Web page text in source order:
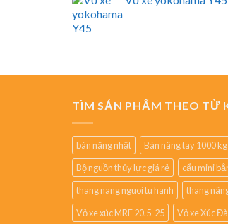
TÌM SẢN PHẨM THEO TỪ
bàn nâng nhật Bàn nâng tay 1000
Bộ nguồn thủy lực giá rẻ
cẩu mini
thang nang nguoi tu hanh
thang
Vỏ xe xúc MRF 20.5-25
Vỏ xe Xúc